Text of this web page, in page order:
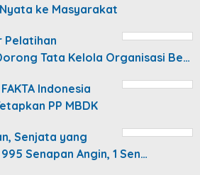
ke Masyarakat
Pelatihan
Tata Kelola Organisasi Be…
Indonesia
PP MBDK
Senjata yang
Senapan Angin, 1 Sen…